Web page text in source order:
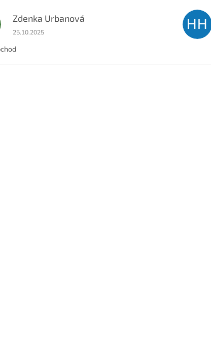
Zdenka Urbanová
Hodnocení obchodu je 5 z 5 hvězdiček.
25.10.2025
HH